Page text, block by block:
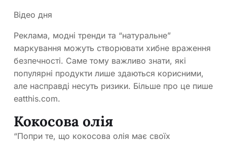
Відео дня
Реклама, модні тренди та “натуральне”
маркування можуть створювати хибне враження
безпечності. Саме тому важливо знати, які
популярні продукти лише здаються корисними,
але насправді несуть ризики. Більше про це пише
eatthis.com.
Кокосова олія
“Попри те, що кокосова олія має своїх